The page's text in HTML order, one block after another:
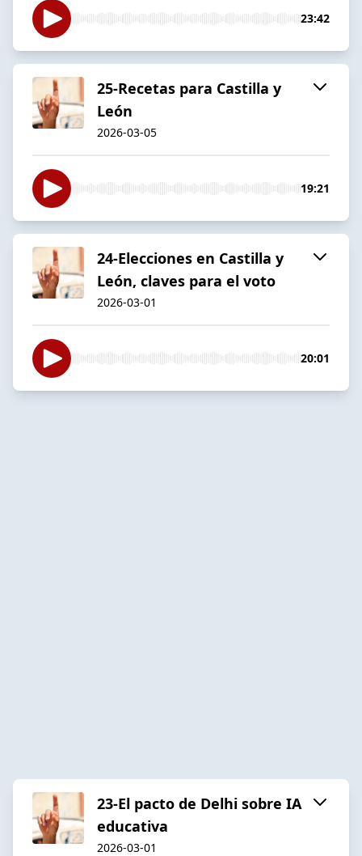
23:42
25-Recetas para Castilla y
León
2026-03-05
19:21
24-Elecciones en Castilla y
León, claves para el voto
2026-03-01
20:01
23-El pacto de Delhi sobre IA
educativa
2026-03-01